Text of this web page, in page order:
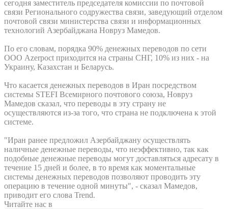
сегодня заместитель председателя комиссии по почтовой
связи Регионального содружества связи, заведующий отделом
почтовой связи министерства связи и информационных
технологий Азербайджана Новруз Мамедов.
По его словам, порядка 90% денежных переводов по сети
ООО Azerpoct приходится на страны СНГ, 10% из них - на
Украину, Казахстан и Беларусь.
Что касается денежных переводов в Иран посредством
системы STEFI Всемирного почтового союза, Новруз
Мамедов сказал, что переводы в эту страну не
осуществляются из-за того, что страна не подключена к этой
системе.
"Иран ранее предложил Азербайджану осуществлять
наличные денежные переводы, что неэффективно, так как
подобные денежные переводы могут доставляться адресату в
течение 15 дней и более, в то время как моментальные
системы денежных переводов позволяют проводить эту
операцию в течение одной минуты", - сказал Мамедов,
приводит его слова Trend.
Читайте нас в